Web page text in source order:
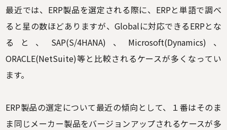
最近では、ERP製品を選定される際に、ERPと単語で調べ
ると星の数ほどありますが、Globalに対応できるERPとな
ると、SAP(S/4HANA)、Microsoft(Dynamics)、
ORACLE(NetSuite)等と比較されるケースが多くなってい
ます。
ERP製品の選定について最近の傾向として、１番はそのま
ま同じメーカー製品をバージョンアップされるケースが多